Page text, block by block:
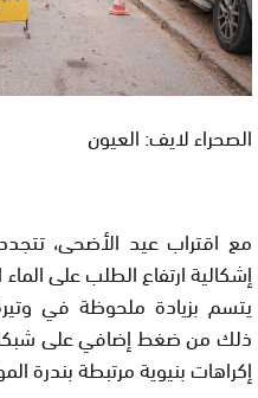
الصحراء لايف: العيون
مع اقتراب عيد الأضحى،
إشكالية ارتفاع الطلب على
يتسم بزيادة ملحوظة في
ذلك من ضغط إضافي على
إكراهات بنيوية مرتبطة بندرة